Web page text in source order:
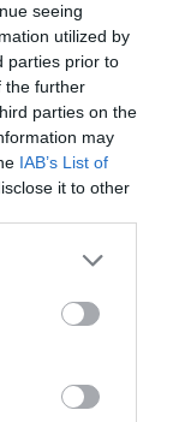
seeing
utilized by
parties prior to
the further
parties on the
may
IAB’s List of
it to other
more Google
may click to
party tags to
below Google
του
στο